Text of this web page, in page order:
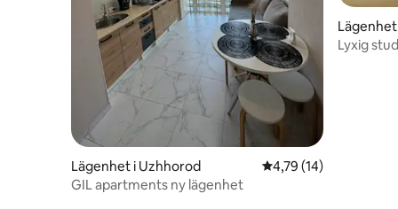
Lägenhet i Uzhhorod 4,79 av 5 i
4,79 (14)
GIL apartments ny lägenhet
Lyxig